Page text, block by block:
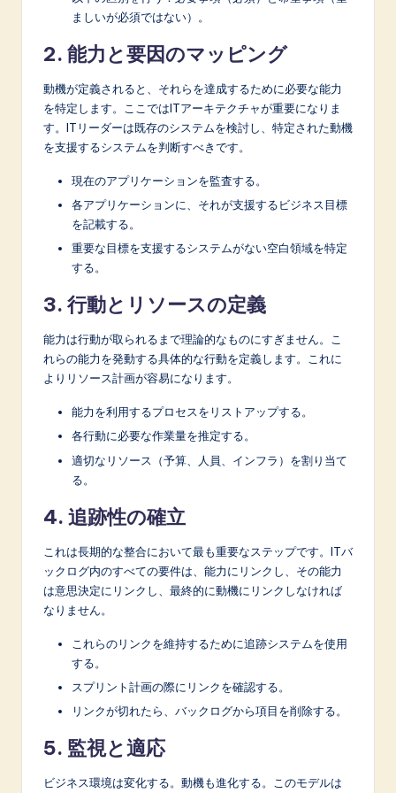
ましいが必須ではない）。
2. 能力と要因のマッピング
動機が定義されると、それらを達成するために必要な能力
を特定します。ここではITアーキテクチャが重要になりま
す。ITリーダーは既存のシステムを検討し、特定された動機
を支援するシステムを判断すべきです。
現在のアプリケーションを監査する。
各アプリケーションに、それが支援するビジネス目標
を記載する。
重要な目標を支援するシステムがない空白領域を特定
する。
3. 行動とリソースの定義
能力は行動が取られるまで理論的なものにすぎません。こ
れらの能力を発動する具体的な行動を定義します。これに
よりリソース計画が容易になります。
能力を利用するプロセスをリストアップする。
各行動に必要な作業量を推定する。
適切なリソース（予算、人員、インフラ）を割り当て
る。
4. 追跡性の確立
これは長期的な整合において最も重要なステップです。ITバ
ックログ内のすべての要件は、能力にリンクし、その能力
は意思決定にリンクし、最終的に動機にリンクしなければ
なりません。
これらのリンクを維持するために追跡システムを使用
する。
スプリント計画の際にリンクを確認する。
リンクが切れたら、バックログから項目を削除する。
5. 監視と適応
ビジネス環境は変化する。動機も進化する。このモデルは